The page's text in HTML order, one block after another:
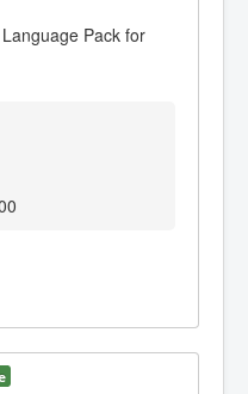
Pack for